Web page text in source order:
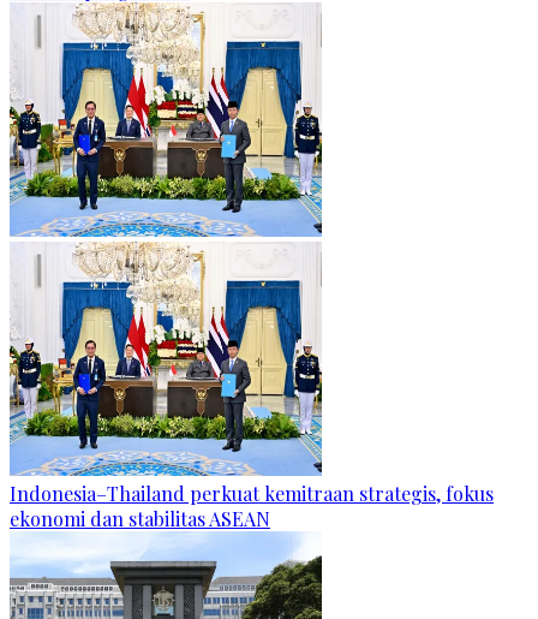
Indonesia–Thailand perkuat kemitraan strategis, fokus
ekonomi dan stabilitas ASEAN